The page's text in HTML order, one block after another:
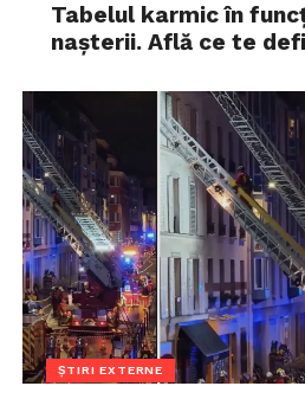
Tabelul karmic în
nașterii. Află ce te
ȘTIRI EXTERNE